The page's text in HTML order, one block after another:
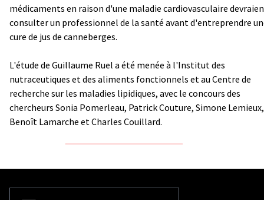
médicaments en raison d'une maladie cardiovasculaire
consulter un professionnel de la santé avant d'entreprendre
cure de jus de canneberges.
L'étude de Guillaume Ruel a été menée à l'Institut des
nutraceutiques et des aliments fonctionnels et au Centre de
recherche sur les maladies lipidiques, avec le concours des
chercheurs Sonia Pomerleau, Patrick Couture, Simone Lemieux,
Benoît Lamarche et Charles Couillard.